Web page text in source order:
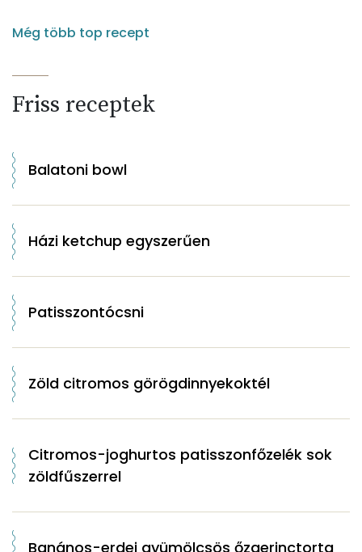
Még több top recept
Friss receptek
Balatoni bowl
Házi ketchup egyszerűen
Patisszontócsni
Zöld citromos görögdinnyekoktél
Citromos-joghurtos patisszonfőzelék sok
zöldfűszerrel
Banános-erdei gyümölcsös őzgerinctorta